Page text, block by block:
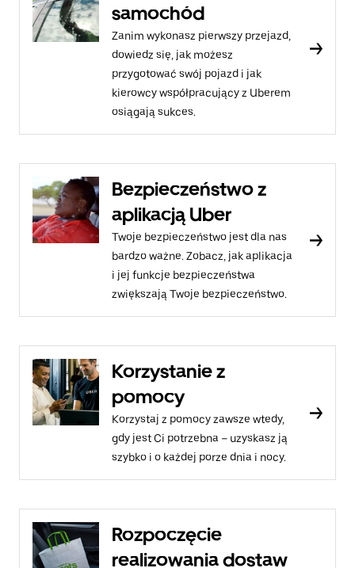
samochód
Zanim wykonasz pierwszy przejazd,
dowiedz się, jak możesz
przygotować swój pojazd i jak
kierowcy współpracujący z Uberem
osiągają sukces.
Bezpieczeństwo z
aplikacją Uber
Twoje bezpieczeństwo jest dla nas
bardzo ważne. Zobacz, jak aplikacja
i jej funkcje bezpieczeństwa
zwiększają Twoje bezpieczeństwo.
Korzystanie z
pomocy
Korzystaj z pomocy zawsze wtedy,
gdy jest Ci potrzebna – uzyskasz ją
szybko i o każdej porze dnia i nocy.
Rozpoczęcie
realizowania dostaw